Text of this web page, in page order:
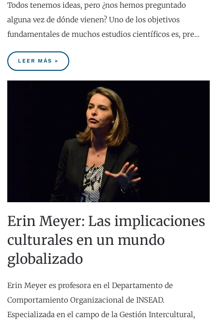
Todos tenemos ideas, pero ¿nos hemos preguntado
alguna vez de dónde vienen? Uno de los objetivos
fundamentales de muchos estudios científicos es, pre…
LEER MÁS »
Erin Meyer: Las implicaciones
culturales en un mundo
globalizado
Erin Meyer es profesora en el Departamento de
Comportamiento Organizacional de INSEAD.
Especializada en el campo de la Gestión Intercultural,